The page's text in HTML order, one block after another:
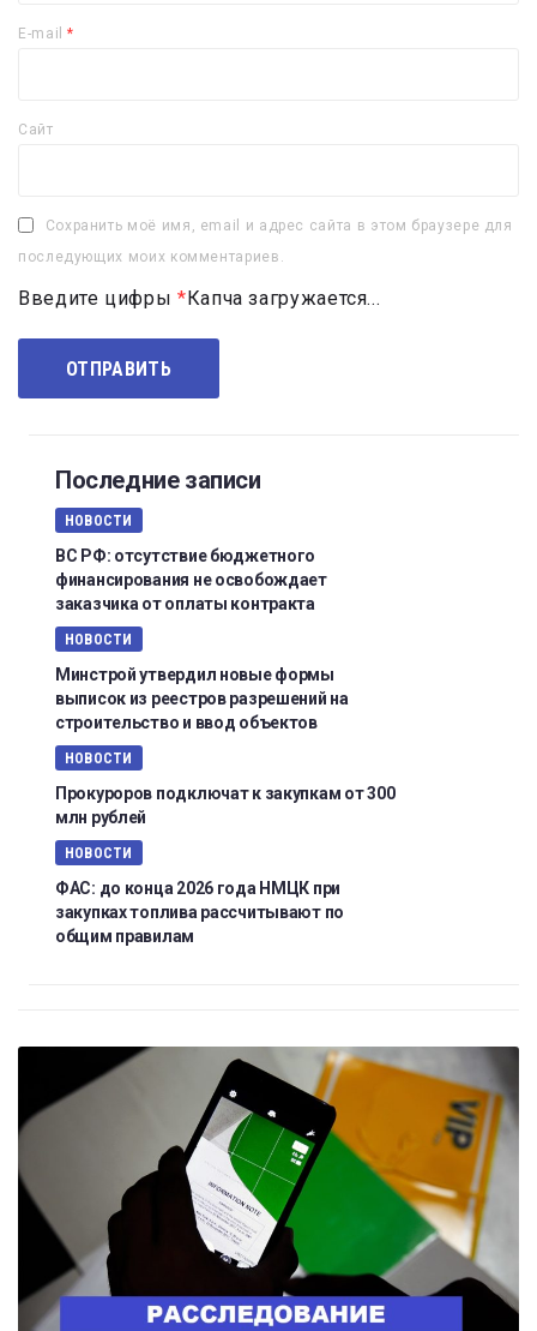
E-mail*
Сайт
Сохранить моё имя, email и адрес сайта в этом браузере для
последующих моих комментариев.
Введите цифры *Капча загружается...
Последние записи
НОВОСТИ
ВС РФ: отсутствие бюджетного
финансирования не освобождает
заказчика от оплаты контракта
НОВОСТИ
Минстрой утвердил новые формы
выписок из реестров разрешений на
строительство и ввод объектов
НОВОСТИ
Прокуроров подключат к закупкам от 300
млн рублей
НОВОСТИ
ФАС: до конца 2026 года НМЦК при
закупках топлива рассчитывают по
общим правилам